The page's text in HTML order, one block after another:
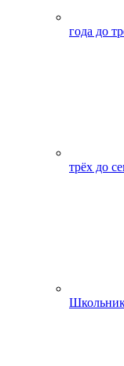
года до
трёх до